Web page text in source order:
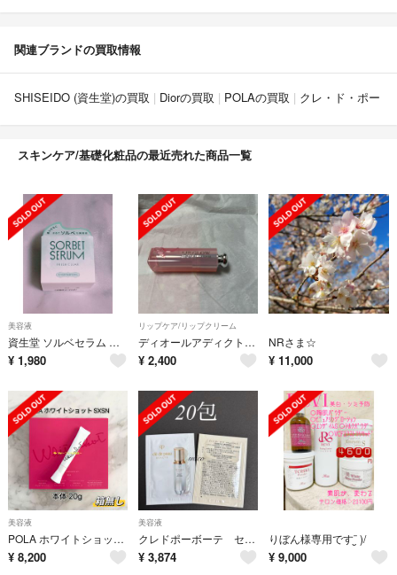
関連ブランドの買取情報
SHISEIDO (資生堂)の買取 Diorの買取 POLAの買取 クレ・ド・ポー
スキンケア/基礎化粧品の最近売れた商品一覧
美容液
資生堂 ソルベセラム Ｓ フレッシュクリア 65g
¥ 1,980
リップケア/リップクリーム
ディオールアディクトリップグロウ001
¥ 2,400
NRさま☆
¥ 11,000
美容液
POLA ホワイトショット SXS N 本体20g 箱無し
¥ 8,200
美容液
クレドポーボーテ セラムエクラSⅡ
¥ 3,874
りぼん様専用です¨̮ )/
¥ 9,000